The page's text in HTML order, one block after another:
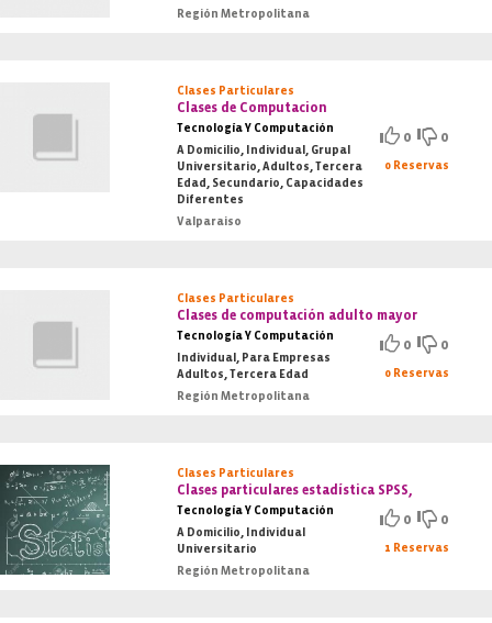
Región Metropolitana
Clases Particulares
Clases de Computacion
Tecnología Y Computación
A Domicilio, Individual, Grupal
Universitario, Adultos, Tercera
Edad, Secundario, Capacidades
Diferentes
Valparaiso
0 0
0 Reservas
Clases Particulares
Clases de computación adulto mayor
Tecnología Y Computación
Individual, Para Empresas
Adultos, Tercera Edad
Región Metropolitana
0 0
0 Reservas
Clases Particulares
Clases particulares estadística SPSS,
Tecnología Y Computación
A Domicilio, Individual
Universitario
Región Metropolitana
0 0
1 Reservas